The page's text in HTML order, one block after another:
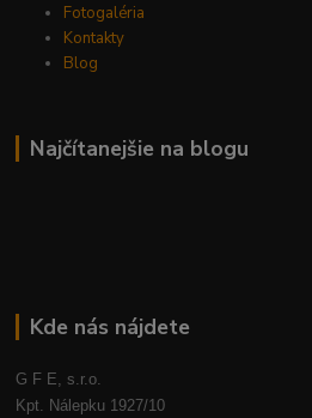
Fotogaléria
Kontakty
Blog
Najčítanejšie na blogu
Kde nás nájdete
G F E, s.r.o.
Kpt. Nálepku 1927/10